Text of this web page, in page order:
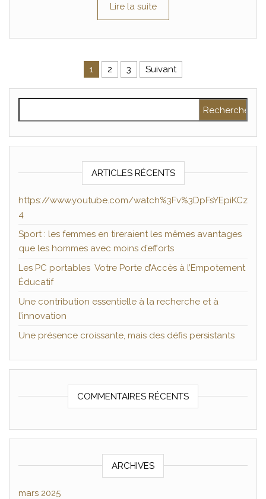
Lire la suite
Pagination des publications
1 2 3 Suivant
ARTICLES RÉCENTS
https://www.youtube.com/watch%3Fv%3DpFsYEpiKCz
4
Sport : les femmes en tireraient les mêmes avantages
que les hommes avec moins d’efforts
Les PC portables Votre Porte d’Accès à l’Empotement
Éducatif
Une contribution essentielle à la recherche et à
l’innovation
Une présence croissante, mais des défis persistants
COMMENTAIRES RÉCENTS
ARCHIVES
mars 2025